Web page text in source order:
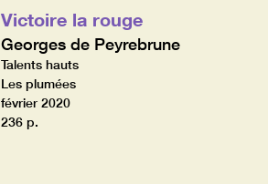
Victoire la rouge
Georges de Peyrebrune
Talents hauts
Les plumées
février 2020
236 p.